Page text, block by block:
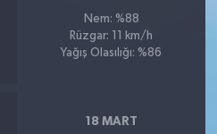
Nem: %88
Rüzgar: 11 km/h
Yağış Olasılığı: %86
18 MART